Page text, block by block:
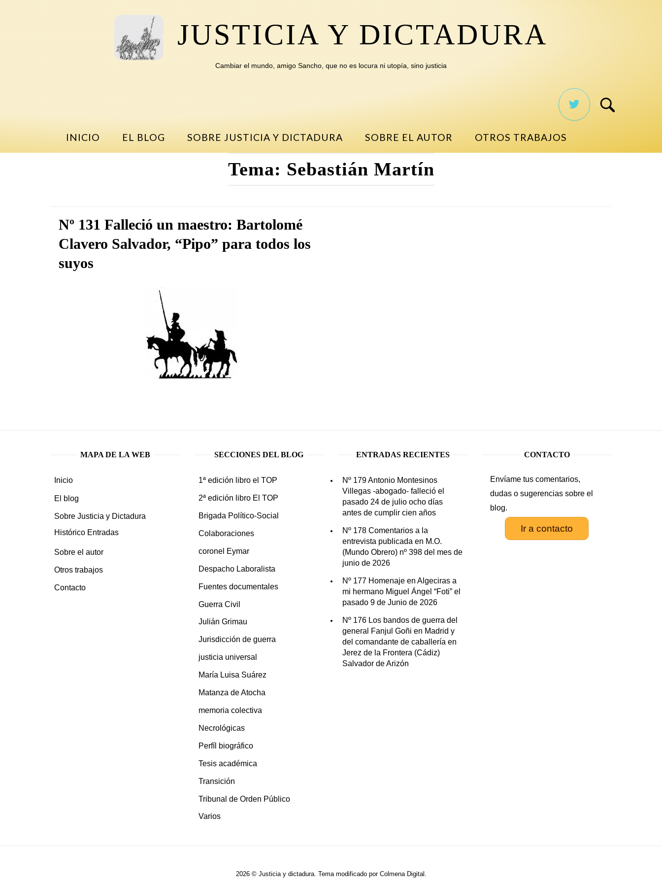
JUSTICIA Y DICTADURA
Cambiar el mundo, amigo Sancho, que no es locura ni utopía, sino justicia
INICIO EL BLOG SOBRE JUSTICIA Y DICTADURA SOBRE EL AUTOR OTROS TRABAJOS
Tema: Sebastián Martín
Nº 131 Falleció un maestro: Bartolomé
Clavero Salvador, “Pipo” para todos los
suyos
MAPA DE LA WEB
Inicio
El blog
Sobre Justicia y Dictadura
Histórico Entradas
Sobre el autor
Otros trabajos
Contacto
SECCIONES DEL BLOG
1ª edición libro el TOP
2ª edición libro El TOP
Brigada Político-Social
Colaboraciones
coronel Eymar
Despacho Laboralista
Fuentes documentales
Guerra Civil
Julián Grimau
Jurisdicción de guerra
justicia universal
María Luisa Suárez
Matanza de Atocha
memoria colectiva
Necrológicas
Perfíl biográfico
Tesis académica
Transición
Tribunal de Orden Público
Varios
ENTRADAS RECIENTES
Nº 179 Antonio Montesinos
Villegas -abogado- falleció el
pasado 24 de julio ocho días
antes de cumplir cien años
Nº 178 Comentarios a la
entrevista publicada en M.O.
(Mundo Obrero) nº 398 del mes de
junio de 2026
Nº 177 Homenaje en Algeciras a
mi hermano Miguel Ángel “Foti” el
pasado 9 de Junio de 2026
Nº 176 Los bandos de guerra del
general Fanjul Goñi en Madrid y
del comandante de caballería en
Jerez de la Frontera (Cádiz)
Salvador de Arizón
CONTACTO
Envíame tus comentarios,
dudas o sugerencias sobre el
blog.
Ir a contacto
2026 © Justicia y dictadura. Tema modificado por Colmena Digital .